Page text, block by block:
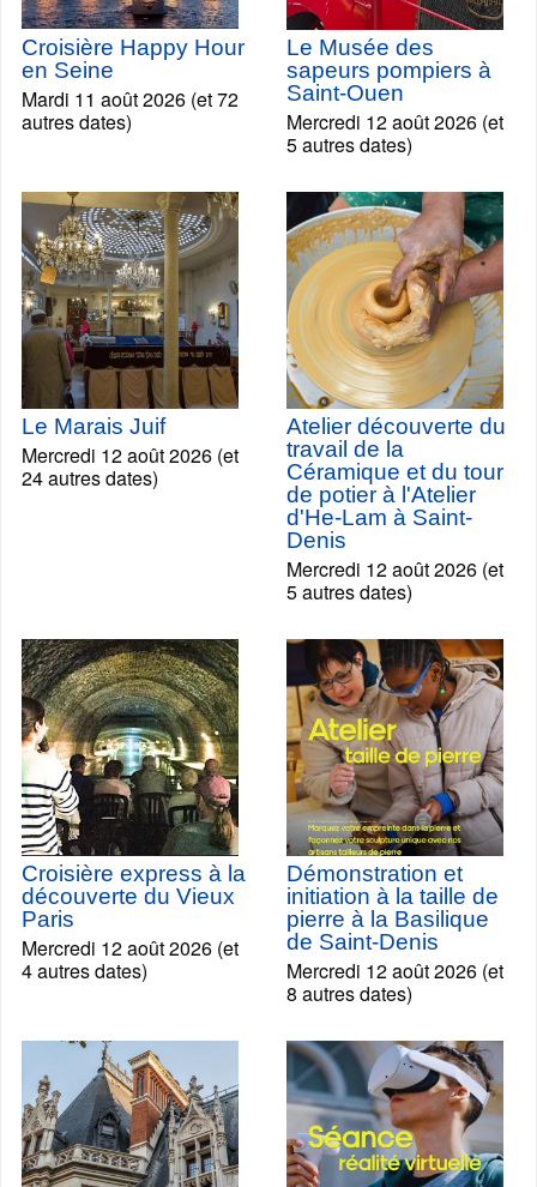
Croisière Happy Hour
en Seine
Mardi 11 août 2026 (et 72
autres dates)
Le Musée des
sapeurs pompiers à
Saint-Ouen
Mercredi 12 août 2026 (et
5 autres dates)
Le Marais Juif
Mercredi 12 août 2026 (et
24 autres dates)
Atelier découverte du
travail de la
Céramique et du tour
de potier à l'Atelier
d'He-Lam à Saint-
Denis
Mercredi 12 août 2026 (et
5 autres dates)
Croisière express à la
découverte du Vieux
Paris
Mercredi 12 août 2026 (et
4 autres dates)
Démonstration et
initiation à la taille de
pierre à la Basilique
de Saint-Denis
Mercredi 12 août 2026 (et
8 autres dates)